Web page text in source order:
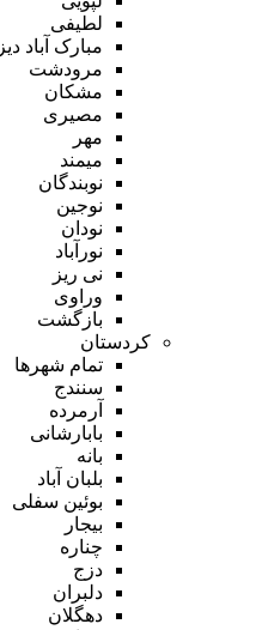
لطیفی
مبارک آباد دیز
مرودشت
مشکان
مصیری
مهر
میمند
نوبندگان
نوجین
نودان
نورآباد
نی ریز
وراوی
بازگشت
کردستان
تمام شهر‌ها
سنندج
آرمرده
بابارشانی
بانه
بلبان آباد
بوئین سفلی
بیجار
چناره
دزج
دلبران
دهگلان